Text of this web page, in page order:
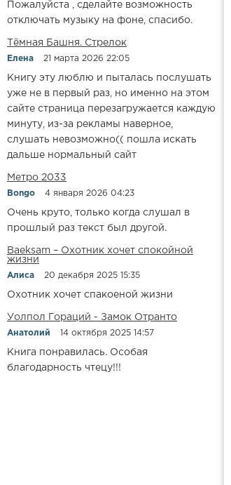
Пожалуйста , сделайте возможность
отключать музыку на фоне, спасибо.
​​Тёмная Башня. Стрелок
Елена 21 марта 2026 22:05
Книгу эту люблю и пыталась послушать
уже не в первый раз, но именно на этом
сайте страница перезагружается каждую
минуту, из-за рекламы наверное,
слушать невозможно(( пошла искать
дальше нормальный сайт
Метро 2033
Bongo 4 января 2026 04:23
Очень круто, только когда слушал в
прошлый раз текст был другой.
Baeksam – Охотник хочет спокойной
жизни
Алиса 20 декабря 2025 15:35
Охотник хочет спакоеной жизни
Уолпол Гораций - Замок Отранто
Анатолий 14 октября 2025 14:57
Книга понравилась. Особая
благодарность чтецу!!!